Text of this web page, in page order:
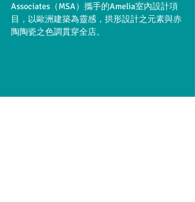
Associates（MSA）攜手的Amelia室內設計項
目，以歐洲建築為靈感，拱形設計之元素與赤
陶陶瓷之色調貫穿全店。